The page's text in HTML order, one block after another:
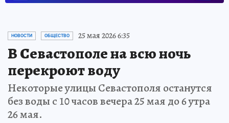
НОВОСТИ ОБЩЕСТВО 25 мая 2026 6:35
В Севастополе на всю ночь
перекроют воду
Некоторые улицы Севастополя останутся
без воды c 10 часов вечера 25 мая до 6 утра
26 мая.